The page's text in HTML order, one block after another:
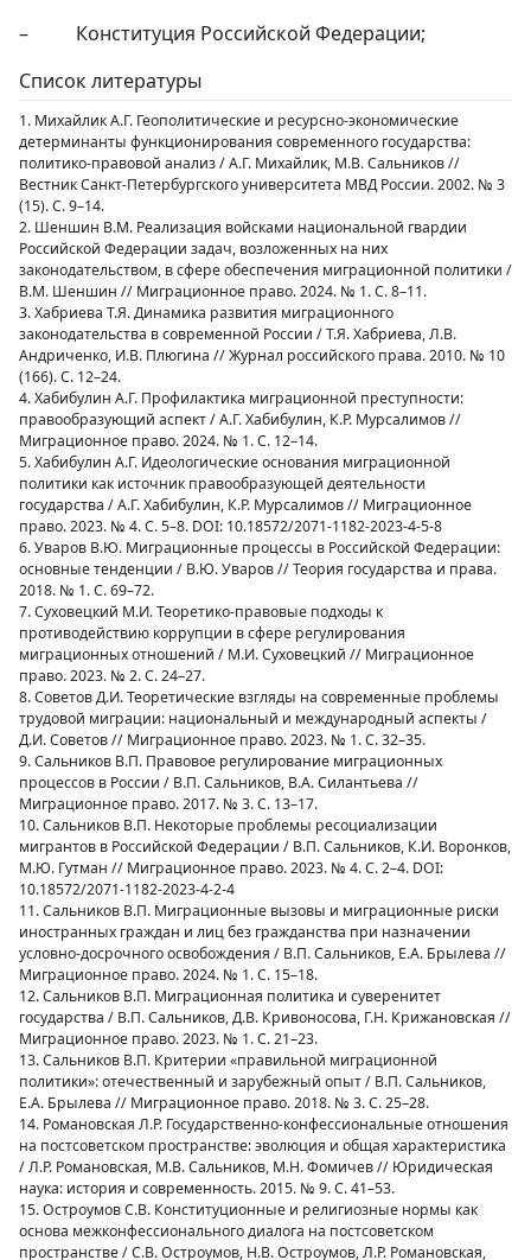
– Конституция Российской Федерации;
Список литературы
1. Михайлик А.Г. Геополитические и ресурсно-экономические
детерминанты функционирования современного государства:
политико-правовой анализ / А.Г. Михайлик, М.В. Сальников //
Вестник Санкт-Петербургского университета МВД России. 2002. № 3
(15). С. 9–14.
2. Шеншин В.М. Реализация войсками национальной гвардии
Российской Федерации задач, возложенных на них
законодательством, в сфере обеспечения миграционной политики /
В.М. Шеншин // Миграционное право. 2024. № 1. С. 8–11.
3. Хабриева Т.Я. Динамика развития миграционного
законодательства в современной России / Т.Я. Хабриева, Л.В.
Андриченко, И.В. Плюгина // Журнал российского права. 2010. № 10
(166). С. 12–24.
4. Хабибулин А.Г. Профилактика миграционной преступности:
правообразующий аспект / А.Г. Хабибулин, К.Р. Мурсалимов //
Миграционное право. 2024. № 1. С. 12–14.
5. Хабибулин А.Г. Идеологические основания миграционной
политики как источник правообразующей деятельности
государства / А.Г. Хабибулин, К.Р. Мурсалимов // Миграционное
право. 2023. № 4. С. 5–8. DOI: 10.18572/2071-1182-2023-4-5-8
6. Уваров В.Ю. Миграционные процессы в Российской Федерации:
основные тенденции / В.Ю. Уваров // Теория государства и права.
2018. № 1. С. 69–72.
7. Суховецкий М.И. Теоретико-правовые подходы к
противодействию коррупции в сфере регулирования
миграционных отношений / М.И. Суховецкий // Миграционное
право. 2023. № 2. С. 24–27.
8. Советов Д.И. Теоретические взгляды на современные проблемы
трудовой миграции: национальный и международный аспекты /
Д.И. Советов // Миграционное право. 2023. № 1. С. 32–35.
9. Сальников В.П. Правовое регулирование миграционных
процессов в России / В.П. Сальников, В.А. Силантьева //
Миграционное право. 2017. № 3. С. 13–17.
10. Сальников В.П. Некоторые проблемы ресоциализации
мигрантов в Российской Федерации / В.П. Сальников, К.И. Воронков,
М.Ю. Гутман // Миграционное право. 2023. № 4. С. 2–4. DOI:
10.18572/2071-1182-2023-4-2-4
11. Сальников В.П. Миграционные вызовы и миграционные риски
иностранных граждан и лиц без гражданства при назначении
условно-досрочного освобождения / В.П. Сальников, Е.А. Брылева //
Миграционное право. 2024. № 1. С. 15–18.
12. Сальников В.П. Миграционная политика и суверенитет
государства / В.П. Сальников, Д.В. Кривоносова, Г.Н. Крижановская //
Миграционное право. 2023. № 1. С. 21–23.
13. Сальников В.П. Критерии «правильной миграционной
политики»: отечественный и зарубежный опыт / В.П. Сальников,
Е.А. Брылева // Миграционное право. 2018. № 3. С. 25–28.
14. Романовская Л.Р. Государственно-конфессиональные отношения
на постсоветском пространстве: эволюция и общая характеристика
/ Л.Р. Романовская, М.В. Сальников, М.Н. Фомичев // Юридическая
наука: история и современность. 2015. № 9. С. 41–53.
15. Остроумов С.В. Конституционные и религиозные нормы как
основа межконфессионального диалога на постсоветском
пространстве / С.В. Остроумов, Н.В. Остроумов, Л.Р. Романовская,